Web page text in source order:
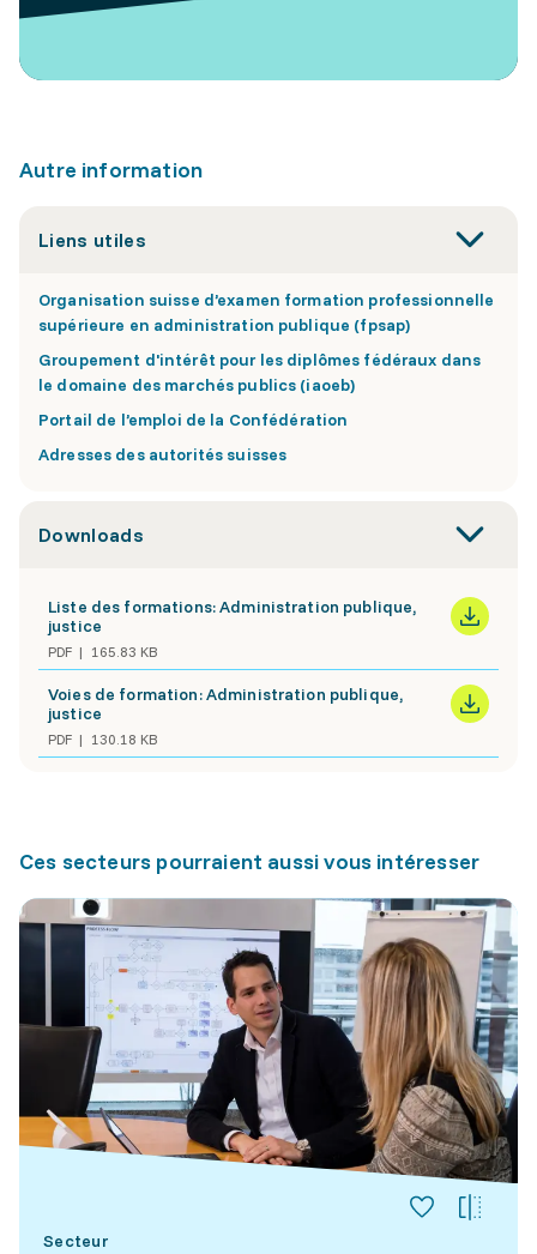
Autre information
Liens utiles
Organisation suisse d’examen formation professionnelle
supérieure en administration publique (fpsap)
Groupement d'intérêt pour les diplômes fédéraux dans
le domaine des marchés publics (iaoeb)
Portail de l’emploi de la Confédération
Adresses des autorités suisses
Downloads
Liste des formations: Administration publique,
justice
PDF 165.83 KB
Voies de formation: Administration publique,
justice
PDF 130.18 KB
Ces secteurs pourraient aussi vous intéresser
Secteur